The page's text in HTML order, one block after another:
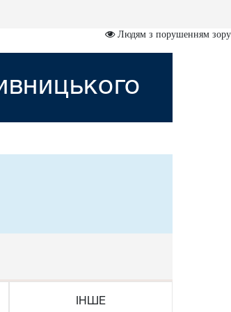
Людям з порушенням зору
ІНШЕ